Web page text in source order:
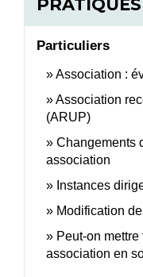
Particuliers
Association :
Association
(ARUP)
Changements
association
Instances
Modification
Peut-on
association en